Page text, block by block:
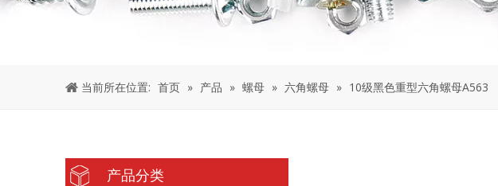
当前所在位置: 首页 » 产品 » 螺母 » 六角螺母 » 10级黑色重型六角螺母A563
产品分类